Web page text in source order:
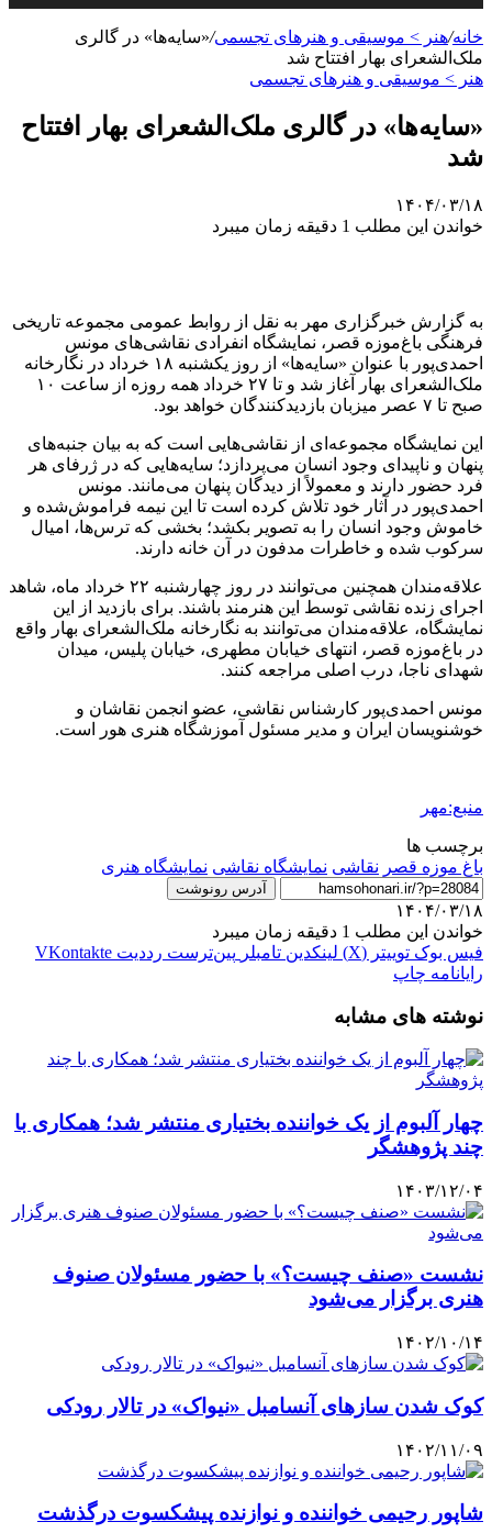
خانه/هنر > موسیقی و هنرهای تجسمی/«سایه‌ها» در گالری
ملک‌الشعرای بهار افتتاح شد
هنر > موسیقی و هنرهای تجسمی
«سایه‌ها» در گالری ملک‌الشعرای بهار افتتاح
شد
۱۴۰۴/۰۳/۱۸
خواندن این مطلب 1 دقیقه زمان میبرد
به گزارش خبرگزاری مهر به نقل از روابط عمومی مجموعه تاریخی
فرهنگی باغ‌موزه قصر، نمایشگاه انفرادی نقاشی‌های مونس
احمدی‌پور با عنوان «سایه‌ها» از روز یکشنبه ۱۸ خرداد در نگارخانه
ملک‌الشعرای بهار آغاز شد و تا ۲۷ خرداد همه روزه از ساعت ۱۰
صبح تا ۷ عصر میزبان بازدیدکنندگان خواهد بود.
این نمایشگاه مجموعه‌ای از نقاشی‌هایی است که به بیان جنبه‌های
پنهان و ناپیدای وجود انسان می‌پردازد؛ سایه‌هایی که در ژرفای هر
فرد حضور دارند و معمولاً از دیدگان پنهان می‌مانند. مونس
احمدی‌پور در آثار خود تلاش کرده است تا این نیمه فراموش‌شده و
خاموش وجود انسان را به تصویر بکشد؛ بخشی که ترس‌ها، امیال
سرکوب شده و خاطرات مدفون در آن خانه دارند.
علاقه‌مندان همچنین می‌توانند در روز چهارشنبه ۲۲ خرداد ماه، شاهد
اجرای زنده نقاشی توسط این هنرمند باشند. برای بازدید از این
نمایشگاه، علاقه‌مندان می‌توانند به نگارخانه ملک‌الشعرای بهار واقع
در باغ‌موزه قصر، انتهای خیابان مطهری، خیابان پلیس، میدان
شهدای ناجا، درب اصلی مراجعه کنند.
مونس احمدی‌پور کارشناس نقاشی، عضو انجمن نقاشان و
خوشنویسان ایران و مدیر مسئول آموزشگاه هنری هور است.
منبع:مهر
برچسب ها
باغ موزه قصر نقاشی نمایشگاه نقاشی نمایشگاه هنری
آدرس رونوشت
۱۴۰۴/۰۳/۱۸
خواندن این مطلب 1 دقیقه زمان میبرد
فیس بوک توییتر (X) لینکدین ‫تامبلر ‫پین‌ترست ‫رددیت ‫VKontakte
رایانامه چاپ
نوشته های مشابه
چهار آلبوم از یک خواننده بختیاری منتشر شد؛ همکاری با
چند پژوهشگر
۱۴۰۳/۱۲/۰۴
نشست «صنف چیست؟» با حضور مسئولان صنوف
هنری برگزار می‌شود
۱۴۰۲/۱۰/۱۴
کوک شدن سازهای آنسامبل «نیواک» در تالار رودکی
۱۴۰۲/۱۱/۰۹
شاپور رحیمی خواننده و نوازنده پیشکسوت درگذشت